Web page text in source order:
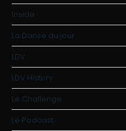
Inside
La Danse du jour
LDV
LDV History
Le Challenge
Le Podcast